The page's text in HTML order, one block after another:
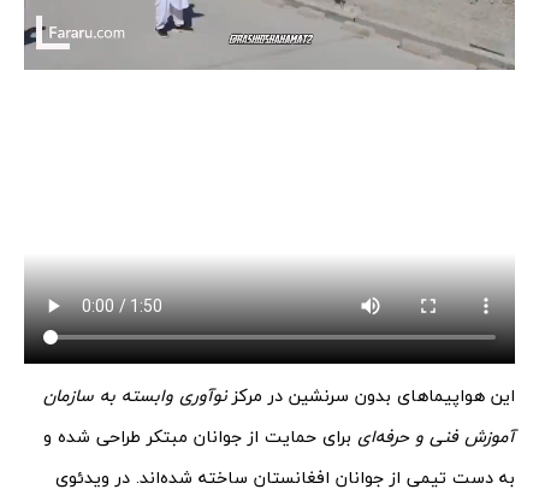
این هواپیما‌های بدون سرنشین در مرکزنوآوری وابسته به سازمان
آموزش فنی و حرفه‌ای برای حمایت از جوانان مبتکر طراحی شده و
به دست تیمی از جوانان افغانستان ساخته شده‌اند. در ویدئوی